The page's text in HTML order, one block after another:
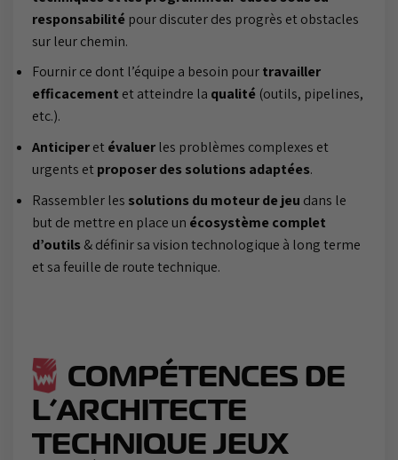
responsabilité pour discuter des progrès et obstacles
sur leur chemin.
Fournir ce dont l’équipe a besoin pourtravailler
efficacement et atteindre la qualité (outils, pipelines,
etc.).
Anticiperetévaluerles problèmes complexes et
urgents etproposer des solutions adaptées.
Rassembler les solutions du moteur de jeu dans le
but de mettre en place un écosystème complet
d’outils & définir sa vision technologique à long terme
et sa feuille de route technique.
COMPÉTENCES DE
L’ARCHITECTE
TECHNIQUE JEUX